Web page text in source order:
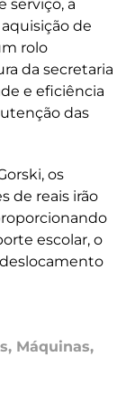
serviço, a
de
rolo
da secretaria
e eficiência
das
os
de reais irão
escolar, o
, Máquinas,